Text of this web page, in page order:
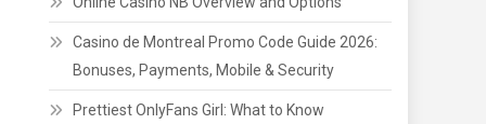
Casino de Montreal Promo Code Guide 2026:
Bonuses, Payments, Mobile & Security
Prettiest OnlyFans Girl: What to Know